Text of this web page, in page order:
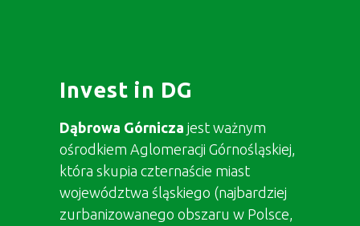
Invest in DG
Dąbrowa Górnicza jest ważnym
ośrodkiem Aglomeracji Górnośląskiej,
która skupia czternaście miast
województwa śląskiego (najbardziej
zurbanizowanego obszaru w Polsce,